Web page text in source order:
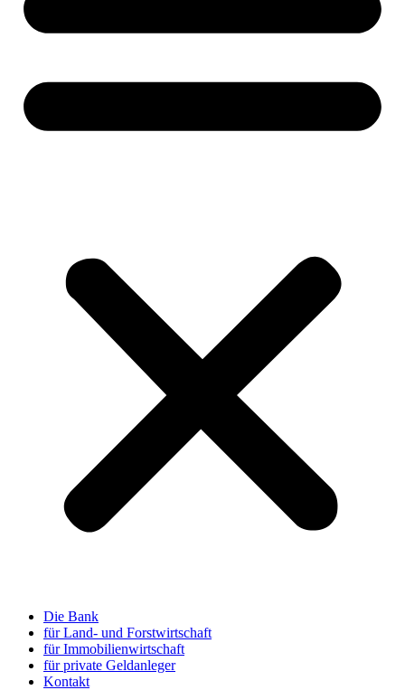
Die Bank
für Land- und Forstwirtschaft
für Immobilienwirtschaft
für private Geldanleger
Kontakt